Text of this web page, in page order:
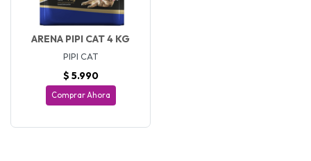
ARENA PIPI CAT 4 KG
PIPI CAT
$ 5.990
Comprar Ahora